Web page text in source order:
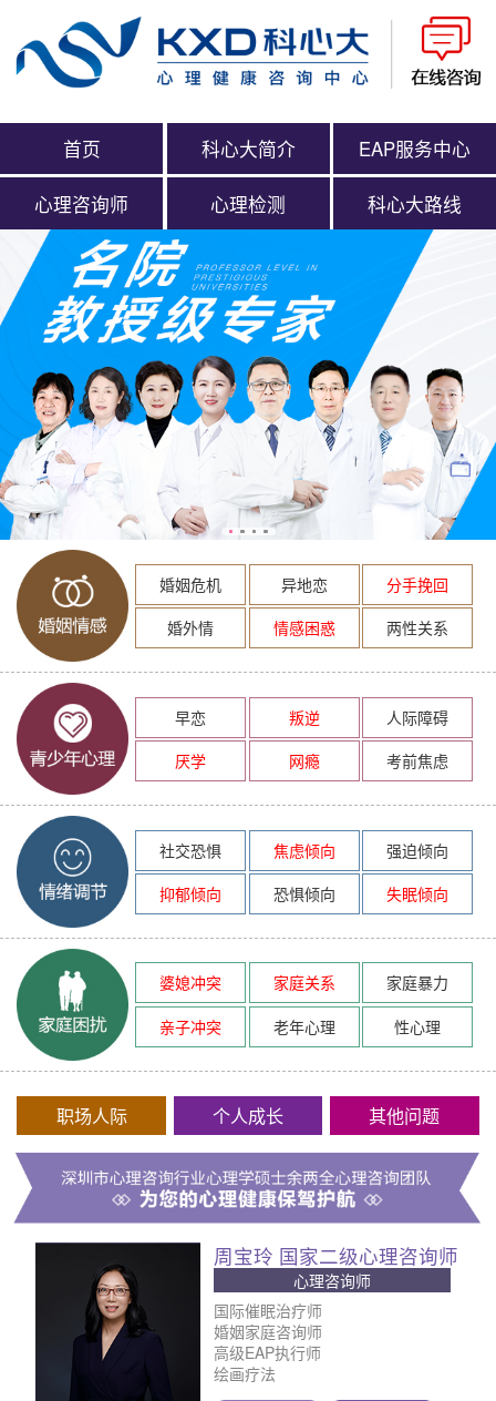
首页 科心大简介 EAP服务中心
心理咨询师 心理检测 科心大路线
婚姻危机 异地恋
分手挽回
婚外情
情感困惑 两性关系
早恋 叛逆
人际障碍
厌学
网瘾 考前焦虑
社交恐惧 焦虑倾向
强迫倾向
抑郁倾向
恐惧倾向 失眠倾向
婆媳冲突 家庭关系
家庭暴力
亲子冲突
老年心理 性心理
职场人际 个人成长 其他问题
周宝玲 国家二级心理咨询师
心理咨询师
国际催眠治疗师
婚姻家庭咨询师
高级EAP执行师
绘画疗法